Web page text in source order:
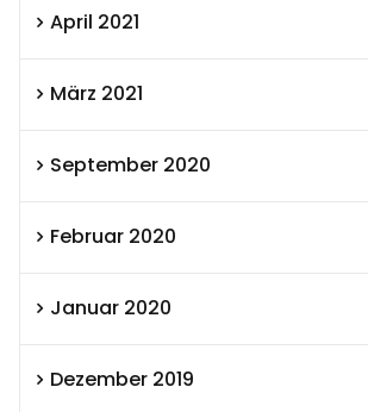
April 2021
März 2021
September 2020
Februar 2020
Januar 2020
Dezember 2019